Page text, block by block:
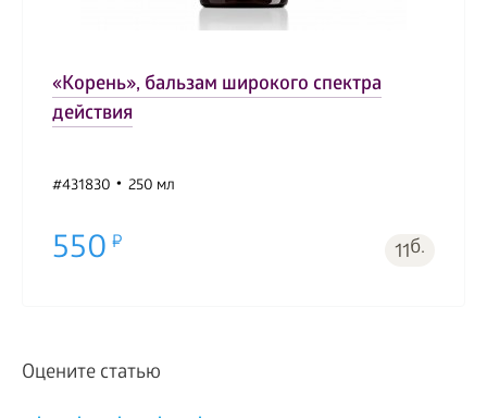
«Корень», бальзам широкого спектра
действия
#431830 250 мл
550 11б.
Оцените статью